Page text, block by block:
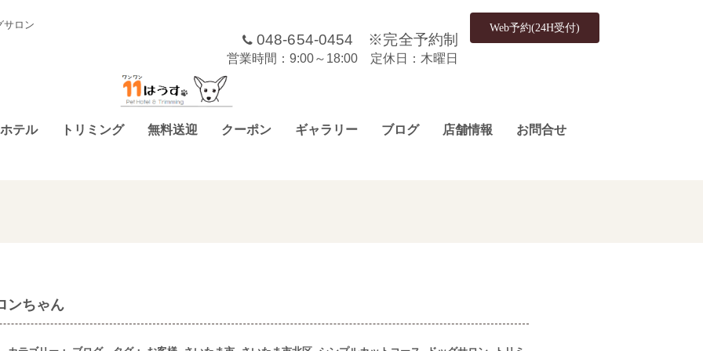
サロン
048-654-0454 ※完全予約制
営業時間：9:00～18:00 定休日：木曜日
Web予約(24H受付)
テル トリミング 無料送迎 クーポン ギャラリー ブログ 店舗情報 お問合せ
ンちゃん